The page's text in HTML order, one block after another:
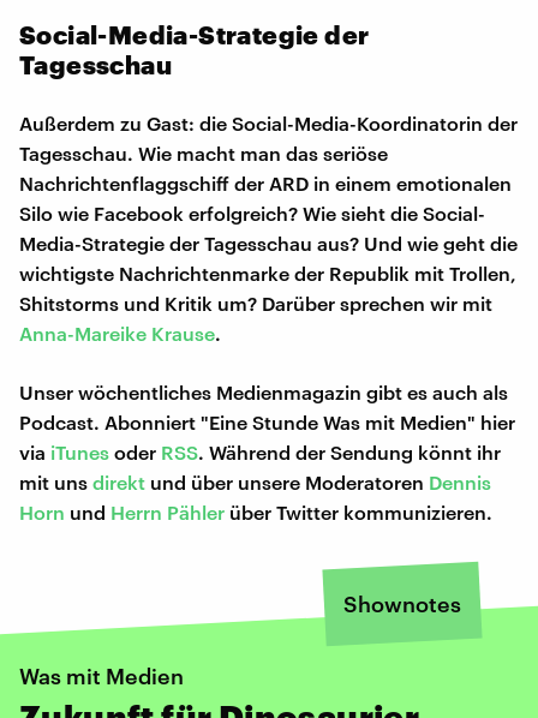
Social-Media-Strategie der
Tagesschau
Außerdem zu Gast: die Social-Media-Koordinatorin der
Tagesschau. Wie macht man das seriöse
Nachrichtenflaggschiff der ARD in einem emotionalen
Silo wie Facebook erfolgreich? Wie sieht die Social-
Media-Strategie der Tagesschau aus? Und wie geht die
wichtigste Nachrichtenmarke der Republik mit Trollen,
Shitstorms und Kritik um? Darüber sprechen wir mit
Anna-Mareike Krause.
Unser wöchentliches Medienmagazin gibt es auch als
Podcast. Abonniert "Eine Stunde Was mit Medien" hier
via iTunes oder RSS. Während der Sendung könnt ihr
mit uns direkt und über unsere Moderatoren Dennis
Horn und Herrn Pähler über Twitter kommunizieren.
Shownotes
Was mit Medien